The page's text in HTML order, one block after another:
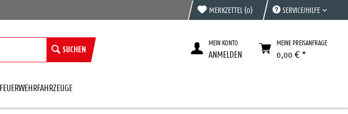
MERKZETTEL (0) SERVICE/HILFE
SUCHEN
MEIN KONTO
ANMELDEN
MEINE PREISANFRAGE
0,00 € *
FEUERWEHRFAHRZEUGE